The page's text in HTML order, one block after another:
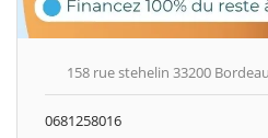
158 rue stehelin 33200
0681258016